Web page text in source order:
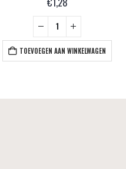
TOEVOEGEN AAN WINKELWAGEN